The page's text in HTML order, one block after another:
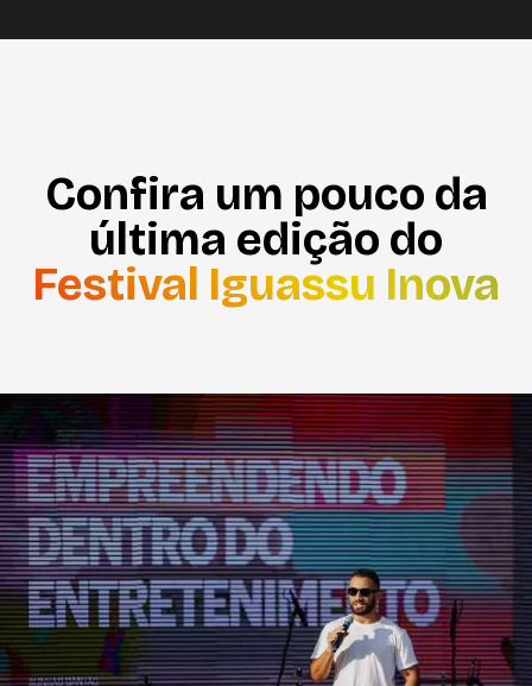
Confira um pouco da
última edição do
Festival Iguassu Inova